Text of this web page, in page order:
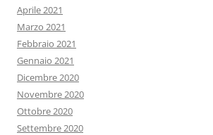
Aprile 2021
Marzo 2021
Febbraio 2021
Gennaio 2021
Dicembre 2020
Novembre 2020
Ottobre 2020
Settembre 2020